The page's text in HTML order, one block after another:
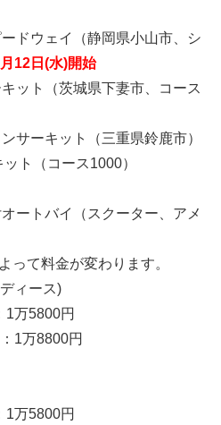
ドウェイ（静岡県小山市、シ
12日(水)開始
ット（茨城県下妻市、コース
サーキット（三重県鈴鹿市）
ト（コース1000）
ートバイ（スクーター、アメ
て料金が変わります。
ィース)
1万5800円
1万8800円
1万5800円